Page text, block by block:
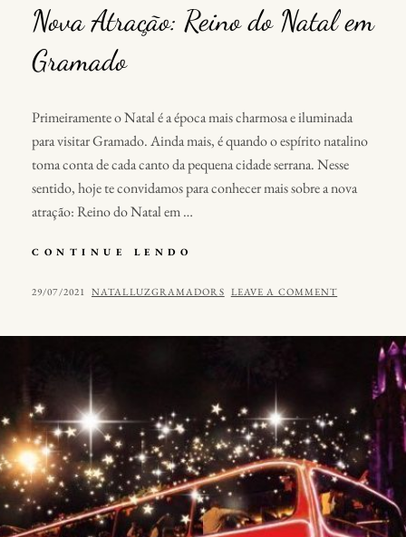
Nova Atração: Reino do Natal em
Gramado
Primeiramente o Natal é a época mais charmosa e iluminada
para visitar Gramado. Ainda mais, é quando o espírito natalino
toma conta de cada canto da pequena cidade serrana. Nesse
sentido, hoje te convidamos para conhecer mais sobre a nova
atração: Reino do Natal em …
CONTINUE LENDO
REINO
POSTED
29/07/2021 BY
NATALLUZGRAMADORS LEAVE A COMMENT